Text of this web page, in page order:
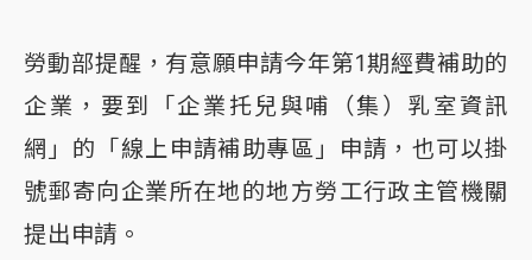
勞動部提醒，有意願申請今年第1期經費補助的
企業，要到「企業托兒與哺（集）乳室資訊
網」的「線上申請補助專區」申請，也可以掛
號郵寄向企業所在地的地方勞工行政主管機關
提出申請。